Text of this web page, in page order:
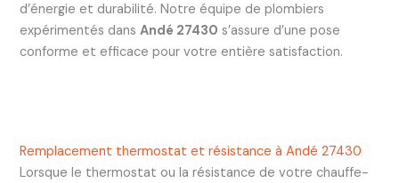
d’énergie et durabilité. Notre équipe de plombiers
expérimentés dans Andé 27430 s’assure d’une pose
conforme et efficace pour votre entière satisfaction.
Remplacement thermostat et résistance à Andé 27430
Lorsque le thermostat ou la résistance de votre chauffe-